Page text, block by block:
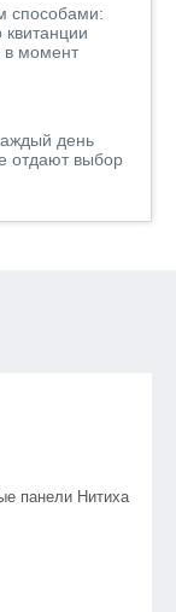
способами:
в момент
день
отдают выбор
панели Нитиха